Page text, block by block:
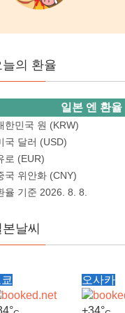
늘의 환율
일본 엔 환율
한민국 원 (KRW)
국 달러 (USD)
로 (EUR)
국 위안화 (CNY)
율 기준 2026. 8. 8.
날씨
오사카